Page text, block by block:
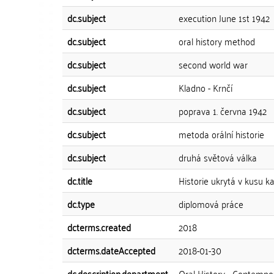
dc.subject
execution June 1st 1942
dc.subject
oral history method
dc.subject
second world war
dc.subject
Kladno - Krnčí
dc.subject
poprava 1. června 1942
dc.subject
metoda orální historie
dc.subject
druhá světová válka
dc.title
Historie ukrytá v kusu
dc.type
diplomová práce
dcterms.created
2018
dcterms.dateAccepted
2018-01-30